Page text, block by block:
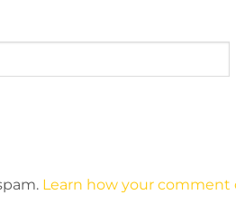
Learn how your comment